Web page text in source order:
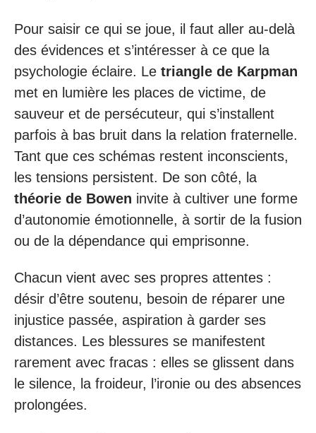
Pour saisir ce qui se joue, il faut aller au-delà
des évidences et s’intéresser à ce que la
psychologie éclaire. Le triangle de Karpman
met en lumière les places de victime, de
sauveur et de persécuteur, qui s’installent
parfois à bas bruit dans la relation fraternelle.
Tant que ces schémas restent inconscients,
les tensions persistent. De son côté, la
théorie de Bowen invite à cultiver une forme
d’autonomie émotionnelle, à sortir de la fusion
ou de la dépendance qui emprisonne.
Chacun vient avec ses propres attentes :
désir d’être soutenu, besoin de réparer une
injustice passée, aspiration à garder ses
distances. Les blessures se manifestent
rarement avec fracas : elles se glissent dans
le silence, la froideur, l’ironie ou des absences
prolongées.